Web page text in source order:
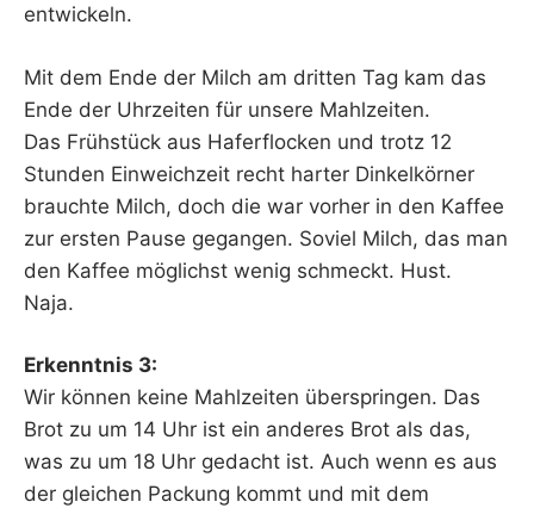
entwickeln.
Mit dem Ende der Milch am dritten Tag kam das
Ende der Uhrzeiten für unsere Mahlzeiten.
Das Frühstück aus Haferflocken und trotz 12
Stunden Einweichzeit recht harter Dinkelkörner
brauchte Milch, doch die war vorher in den Kaffee
zur ersten Pause gegangen. Soviel Milch, das man
den Kaffee möglichst wenig schmeckt. Hust.
Naja.
Erkenntnis 3:
Wir können keine Mahlzeiten überspringen. Das
Brot zu um 14 Uhr ist ein anderes Brot als das,
was zu um 18 Uhr gedacht ist. Auch wenn es aus
der gleichen Packung kommt und mit dem